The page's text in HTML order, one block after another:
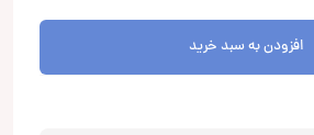
افزودن به سبد خرید